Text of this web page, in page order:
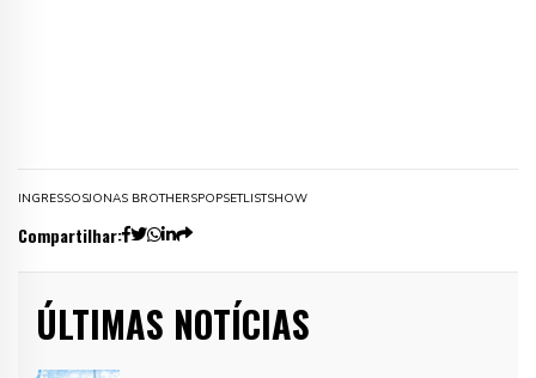
INGRESSOSJONAS BROTHERSPOPSETLISTSHOW
Compartilhar:
ÚLTIMAS NOTÍCIAS